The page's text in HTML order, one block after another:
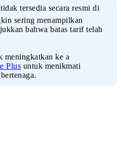
tersedia secara resmi di
sering menampilkan
bahwa batas tarif telah
meningkatkan ke a
Plus untuk menikmati